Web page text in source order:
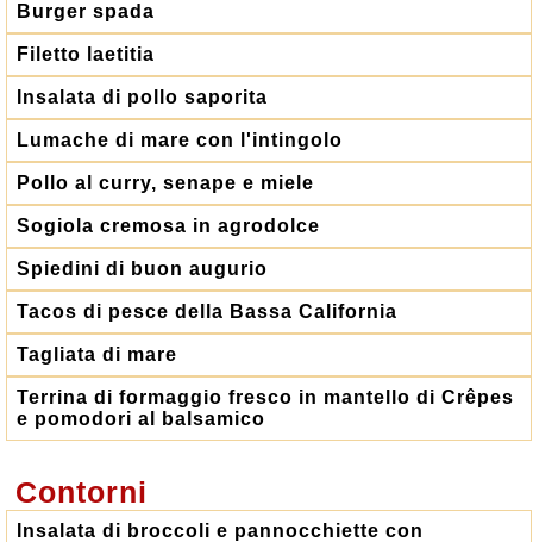
Burger spada
Filetto laetitia
Insalata di pollo saporita
Lumache di mare con l'intingolo
Pollo al curry, senape e miele
Sogiola cremosa in agrodolce
Spiedini di buon augurio
Tacos di pesce della Bassa California
Tagliata di mare
Terrina di formaggio fresco in mantello di Crêpes
e pomodori al balsamico
Contorni
Insalata di broccoli e pannocchiette con